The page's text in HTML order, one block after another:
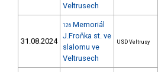
Veltrusech
31.08.2024
126 Memoriál
J.Froňka st. ve
slalomu ve
Veltrusech
USD Veltrusy